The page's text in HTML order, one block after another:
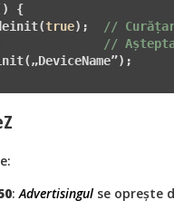
{
true);
//
//
: Advertisingul se oprește